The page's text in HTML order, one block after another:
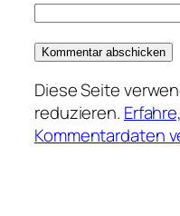
Diese Seite
reduzieren.
Kommentardaten